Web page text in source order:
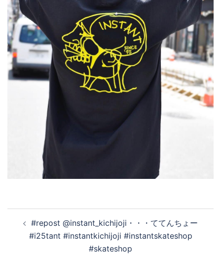
#repost @instant_kichijoji・・・ててんちょー
#i25tant #instantkichijoji #instantskateshop
#skateshop